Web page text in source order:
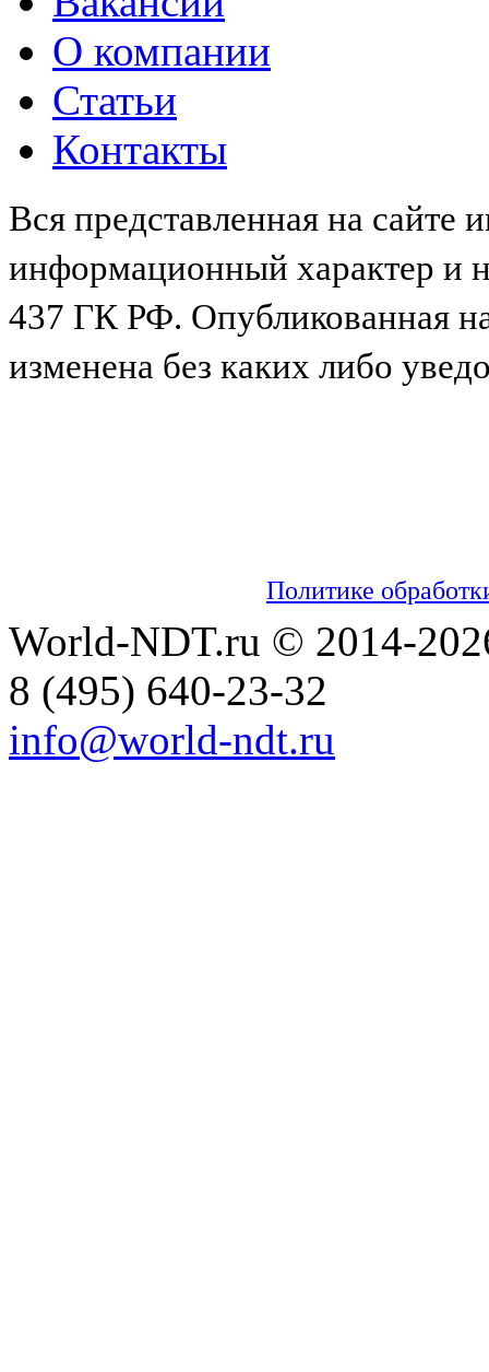
О компании
Статьи
Контакты
Вся представленная на сайте
информационный характер и
437 ГК РФ. Опубликованная
изменена без каких либо
Политике
World-NDT.ru © 2014-
8 (495) 640-23-32
info@world-ndt.ru